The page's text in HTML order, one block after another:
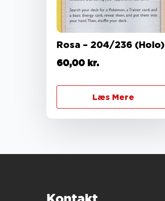
Rosa – 204/236 (Holo)
60,00 kr.
Læs Mere